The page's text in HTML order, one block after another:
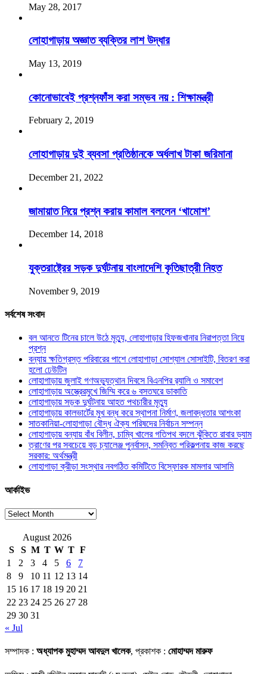
May 28, 2017
লোহাগাড়ায় অজ্ঞাত ব্যক্তির লাশ উদ্ধার
May 13, 2019
কোনোভাবেই প্রশ্নফাঁস করা সম্ভব নয় : শিক্ষামন্ত্রী
February 2, 2019
লোহাগাড়ায় দুই ব্যবসা প্রতিষ্ঠানকে অর্ধলাখ টাকা জরিমানা
December 21, 2022
জামায়াত নিয়ে প্রশ্ন করায় কামাল বললেন ‘খামোশ’
December 14, 2018
যুক্তরাষ্ট্রের সড়ক দুর্ঘটনায় বাংলাদেশি কৃতিছাত্রী নিহত
November 9, 2019
সর্বশেষ সংবাদ
বল আনতে টিনের চালে উঠে মৃত্যু, লোহাগাড়ার হিফজখানার নিরাপত্তা নিয়ে
প্রশ্ন
বন্যায় ক্ষতিগ্রস্ত পরিবারের পাশে লোহাগাড়া সোশ্যাল সোসাইটি, বিতরণ করা
হলো ঢেউটিন
লোহাগাড়ায় জুলাই গণঅভ্যুত্থান দিবসে বিএনপির র‌্যালি ও সমাবেশ
লোহাগাড়ায় অস্ত্রেরমুখে জিম্মি করে ৬ বসতঘরে ডাকাতি
লোহাগাড়ায় সড়ক দুর্ঘটনায় আহত পথচারীর মৃত্যু
লোহাগাড়ায় কালভার্টের মুখ বন্ধ করে স্থাপনা নির্মাণ, জলাবদ্ধতার আশংকা
সাতকানিয়া-লোহাগাড়া বৌদ্ধ ঐক্য পরিষদের নির্বাচন সম্পন্ন
লোহাগাড়ায় বন্যায় বাঁধ বিলীন, চাম্বি খালের গতিপথ বদলে ঝুঁকিতে রাবার ড্যাম
ত্রাণের পর সবচেয়ে বড় চ্যালেঞ্জ পুনর্বাসন, সমন্বিত পরিকল্পনায় কাজ করছে
সরকার: অর্থমন্ত্রী
লোহাগাড়া ক্রীড়া সংস্থার নবগঠিত কমিটিতে বিস্ফোরক মামলার আসামি
আর্কাইভ
আর্কাইভ
August 2026
S
S M T W T F
1
2 3 4 5 6
7
8
9 10 11 12 13 14
15 16 17 18 19 20 21
22 23 24 25 26 27 28
29 30 31
« Jul
সম্পাদক : অধ্যাপক মুহাম্মদ আবদুল খালেক, প্রকাশক : মোহাম্মদ মারুফ